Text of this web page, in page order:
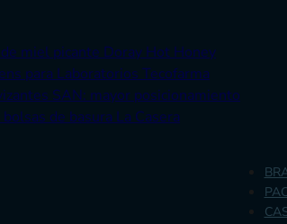
miel picante Doray Hot Honey
para Laboratorios Tecofarma
SAN: mayor posicionamiento
de basura La Casera